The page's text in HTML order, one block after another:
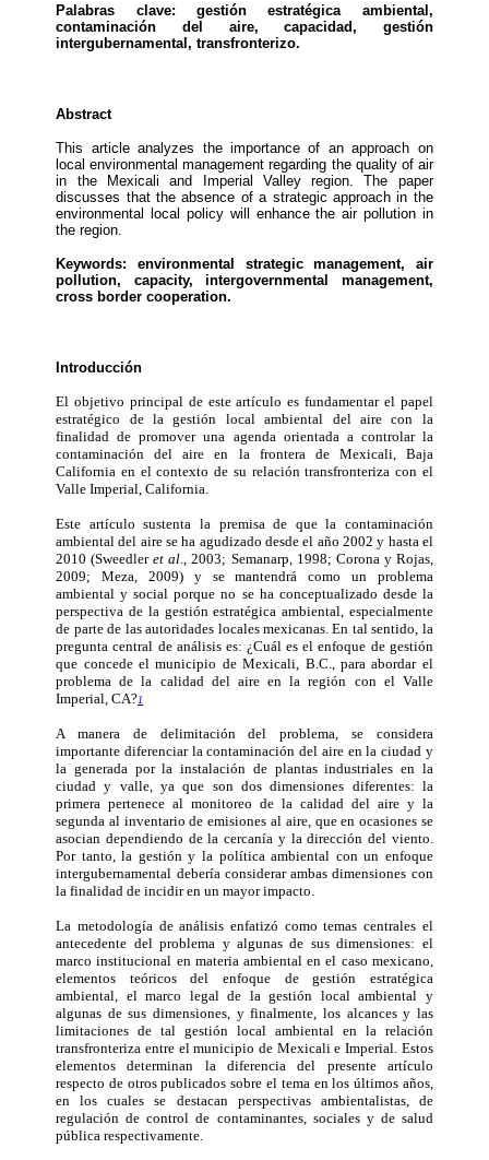
Palabras clave: gestión estratégica ambiental,
contaminación del aire, capacidad, gestión
intergubernamental, transfronterizo.
Abstract
This article analyzes the importance of an approach on
local environmental management regarding the quality of air
in the Mexicali and Imperial Valley region. The paper
discusses that the absence of a strategic approach in the
environmental local policy will enhance the air pollution in
the region.
Keywords: environmental strategic management, air
pollution, capacity, intergovernmental mana­gement,
cross border cooperation.
Introducción
El objetivo principal de este artículo es fundamentar el papel
estratégico de la gestión local ambiental del aire con la
finalidad de promover una agenda orientada a controlar la
contaminación del aire en la frontera de Mexicali, Baja
California en el contexto de su relación transfronteriza con el
Valle Imperial, California.
Este artículo sustenta la premisa de que la contaminación
ambiental del aire se ha agudizado desde el año 2002 y hasta el
2010 (Sweedleret al ., 2003; Semanarp, 1998; Corona y Rojas,
2009; Meza, 2009) y se mantendrá como un problema
ambiental y social porque no se ha conceptualizado desde la
perspectiva de la gestión estratégica ambiental, especialmente
de parte de las autoridades locales mexicanas. En tal sentido, la
pregunta central de análisis es: ¿Cuál es el enfoque de gestión
que concede el municipio de Mexicali, B.C., para abordar el
problema de la calidad del aire en la región con el Valle
Imperial, CA?1
A manera de delimitación del problema, se considera
importante diferenciar la contaminación del aire en la ciudad y
la generada por la instalación de plantas industriales en la
ciudad y valle, ya que son dos dimensiones diferentes: la
primera pertenece al monitoreo de la calidad del aire y la
segunda al inventario de emisiones al aire, que en ocasiones se
asocian dependiendo de la cercanía y la dirección del viento.
Por tanto, la gestión y la política ambiental con un enfoque
intergubernamental debería considerar ambas dimensiones con
la finalidad de incidir en un mayor impacto.
La metodología de análisis enfatizó como temas centrales el
antecedente del problema y algunas de sus dimensiones: el
marco institucional en materia ambiental en el caso mexicano,
elementos teóricos del enfoque de gestión estratégica
ambiental, el marco legal de la gestión local ambiental y
algunas de sus dimensiones, y finalmente, los alcances y las
limitaciones de tal gestión local ambiental en la relación
transfronteriza entre el municipio de Mexicali e Imperial. Estos
elementos determinan la diferencia del presente artículo
respecto de otros publicados sobre el tema en los últimos años,
en los cuales se destacan perspectivas ambientalistas, de
regulación de control de contaminantes, sociales y de salud
pública respectivamente.